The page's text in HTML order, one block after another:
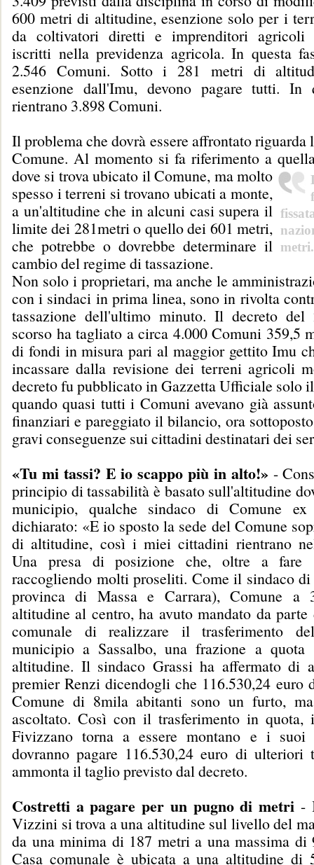
600 metri di altitudine, esenzione solo per i
da coltivatori diretti e imprenditori agricoli
iscritti nella previdenza agricola. In questa
2.546 Comuni. Sotto i 281 metri di
esenzione dall'Imu, devono pagare tutti. In
rientrano 3.898 Comuni.
Il problema che dovrà essere affrontato
Comune. Al momento si fa riferimento a
dove si trova ubicato il Comune, ma molto
metri.
spesso i terreni si trovano ubicati a monte,
a un'altitudine che in alcuni casi supera il
limite dei 281metri o quello dei 601 metri,
che potrebbe o dovrebbe determinare il
cambio del regime di tassazione.
Non solo i proprietari, ma anche le
con i sindaci in prima linea, sono in rivolta
tassazione dell'ultimo minuto. Il decreto del
scorso ha tagliato a circa 4.000 Comuni 359,5
di fondi in misura pari al maggior gettito Imu
incassare dalla revisione dei terreni agricoli
decreto fu pubblicato in Gazzetta Ufficiale solo
quando quasi tutti i Comuni avevano già
finanziari e pareggiato il bilancio, ora
gravi conseguenze sui cittadini destinatari dei
«Tu mi tassi? E io scappo più in alto!»-
principio di tassabilità è basato sull'altitudine
municipio, qualche sindaco di Comune ex
dichiarato: «E io sposto la sede del Comune
di altitudine, così i miei cittadini rientrano
Una presa di posizione che, oltre a fare
raccogliendo molti proseliti. Come il sindaco
provinca di Massa e Carrara), Comune a
altitudine al centro, ha avuto mandato da
comunale di realizzare il trasferimento
municipio a Sassalbo, una frazione a
altitudine. Il sindaco Grassi ha affermato di
premier Renzi dicendogli che 116.530,24 euro
Comune di 8mila abitanti sono un furto,
ascoltato. Così con il trasferimento in quota,
Fivizzano torna a essere montano e i suoi
dovranno pagare 116.530,24 euro di ulteriori
ammonta il taglio previsto dal decreto.
Costretti a pagare per un pugno di metri -
Vizzini si trova a una altitudine sul livello del
da una minima di 187 metri a una massima di
Casa comunale è ubicata a una altitudine